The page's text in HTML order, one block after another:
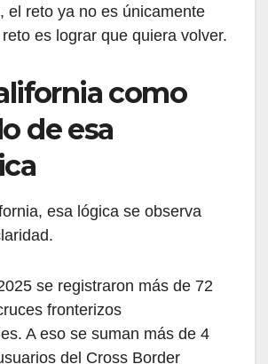
el reto ya no es únicamente
reto es lograr que quiera volver.
como
de esa
esa lógica se observa
se registraron más de 72
fronterizos
A eso se suman más de 4
del Cross Border